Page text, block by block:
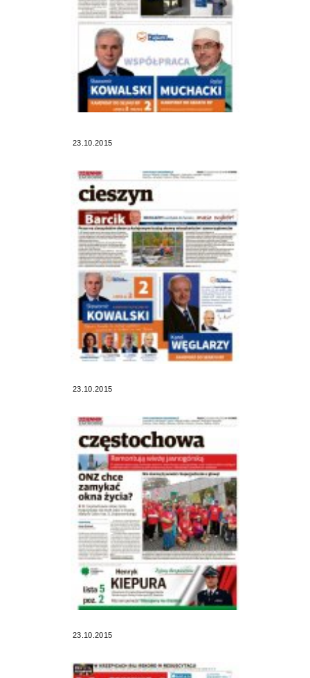
23.10.2015
23.10.2015
23.10.2015